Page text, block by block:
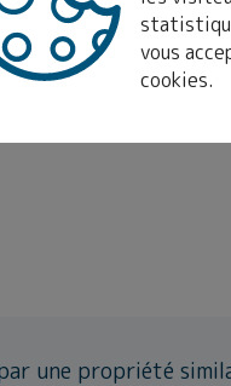
une propriété
vous
cookies.